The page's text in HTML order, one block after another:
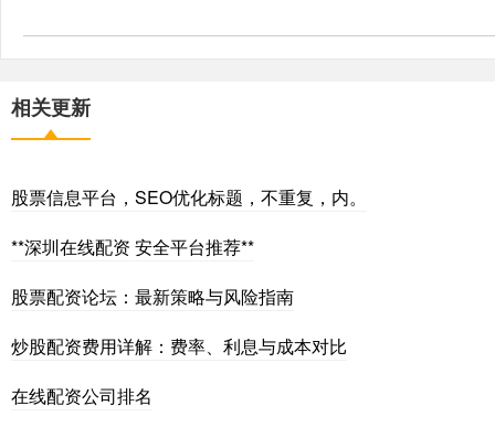
相关更新
股票信息平台，SEO优化标题，不重复，内。
**深圳在线配资 安全平台推荐**
股票配资论坛：最新策略与风险指南
炒股配资费用详解：费率、利息与成本对比
在线配资公司排名